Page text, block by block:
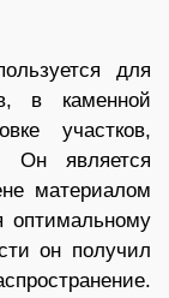
для
в каменной
участков,
Он является
материалом
оптимальному
он получил